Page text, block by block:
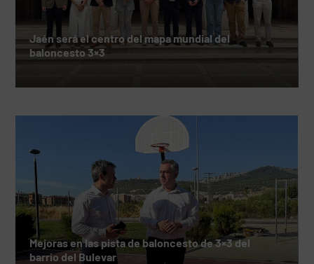
Jaén será el centro del mapa mundial del
baloncesto 3×3
Mejoras en las pista de baloncesto de 3×3 del
barrio del Bulevar